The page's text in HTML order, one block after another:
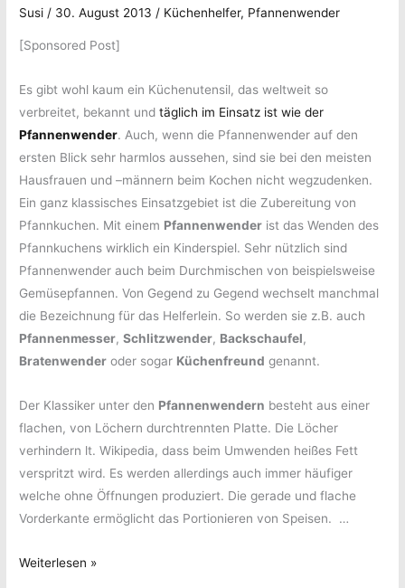
Susi / 30. August 2013 / Küchenhelfer, Pfannenwender
[Sponsored Post]
Es gibt wohl kaum ein Küchenutensil, das weltweit so
verbreitet, bekannt undtäglich im Einsatz ist wie der
Pfannenwender. Auch, wenn die Pfannenwender auf den
ersten Blick sehr harmlos aussehen, sind sie bei den meisten
Hausfrauen und –männern beim Kochen nicht wegzudenken.
Ein ganz klassisches Einsatzgebiet ist die Zubereitung von
Pfannkuchen. Mit einem Pfannenwender ist das Wenden des
Pfannkuchens wirklich ein Kinderspiel. Sehr nützlich sind
Pfannenwender auch beim Durchmischen von beispielsweise
Gemüsepfannen. Von Gegend zu Gegend wechselt manchmal
die Bezeichnung für das Helferlein. So werden sie z.B. auch
Pfannenmesser,Schlitzwender, Backschaufel,
Bratenwender oder sogar Küchenfreund genannt.
Der Klassiker unter den Pfannenwendern besteht aus einer
flachen, von Löchern durchtrennten Platte. Die Löcher
verhindern lt. Wikipedia, dass beim Umwenden heißes Fett
verspritzt wird. Es werden allerdings auch immer häufiger
welche ohne Öffnungen produziert. Die gerade und flache
Vorderkante ermöglicht das Portionieren von Speisen. …
Pfannenwender
Weiterlesen »